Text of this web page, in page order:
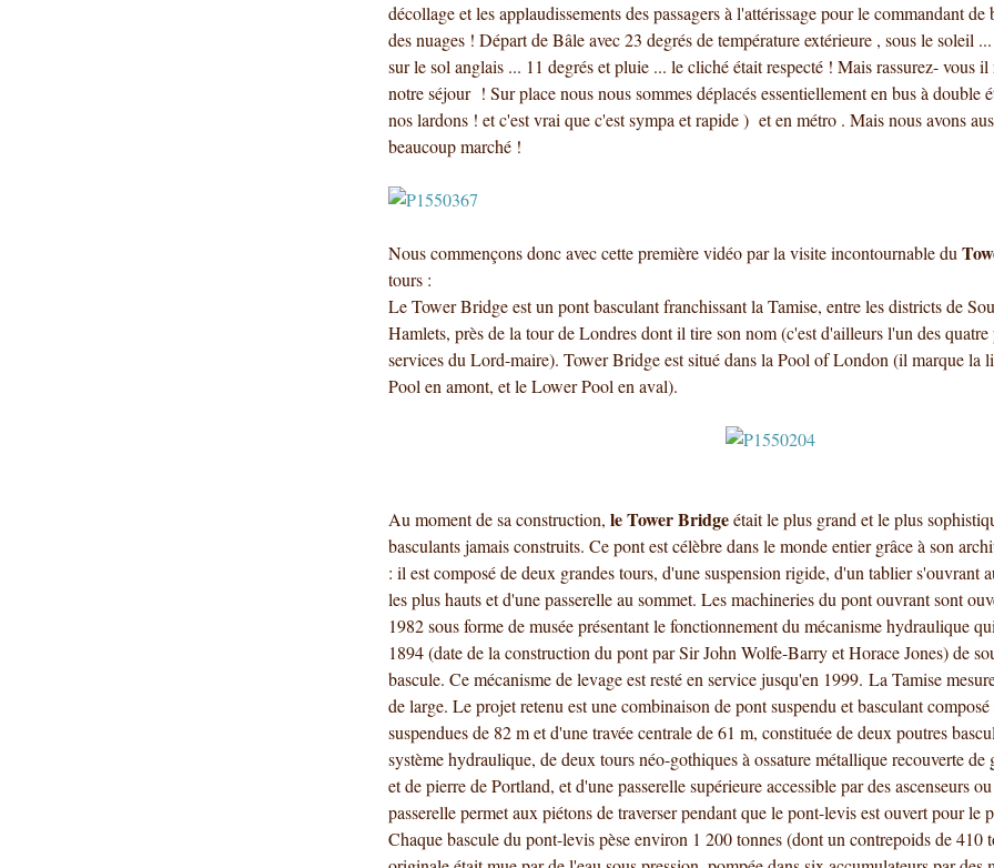
décollage et les applaudissements des passagers à l'attérissage pour le commandant
des nuages ! Départ de Bâle avec 23 degrés de température extérieure , sous le soleil
sur le sol anglais ... 11 degrés et pluie ... le cliché était respecté ! Mais rassurez- vous il
notre séjour ! Sur place nous nous sommes déplacés essentiellement en bus à double
nos lardons ! et c'est vrai que c'est sympa et rapide ) et en métro . Mais nous avons
beaucoup marché !
Nous commençons donc avec cette première vidéo par la visite incontournable du
tours :
Le Tower Bridge est un pont basculant franchissant la Tamise, entre les districts de
Hamlets, près de la tour de Londres dont il tire son nom (c'est d'ailleurs l'un des quatre
services du Lord-maire). Tower Bridge est situé dans la Pool of London (il marque la
Pool en amont, et le Lower Pool en aval).
Au moment de sa construction, le Tower Bridgeétait le plus grand et le plus
basculants jamais construits. Ce pont est célèbre dans le monde entier grâce à son
: il est composé de deux grandes tours, d'une suspension rigide, d'un tablier s'ouvrant
les plus hauts et d'une passerelle au sommet. Les machineries du pont ouvrant sont
1982 sous forme de musée présentant le fonctionnement du mécanisme hydraulique
1894 (date de la construction du pont par Sir John Wolfe-Barry et Horace Jones) de
bascule. Ce mécanisme de levage est resté en service jusqu'en 1999. La Tamise
de large. Le projet retenu est une combinaison de pont suspendu et basculant composé
suspendues de 82 m et d'une travée centrale de 61 m, constituée de deux poutres
système hydraulique, de deux tours néo-gothiques à ossature métallique recouverte
et de pierre de Portland, et d'une passerelle supérieure accessible par des ascenseurs
passerelle permet aux piétons de traverser pendant que le pont-levis est ouvert pour le
Chaque bascule du pont-levis pèse environ 1 200 tonnes (dont un contrepoids de 410